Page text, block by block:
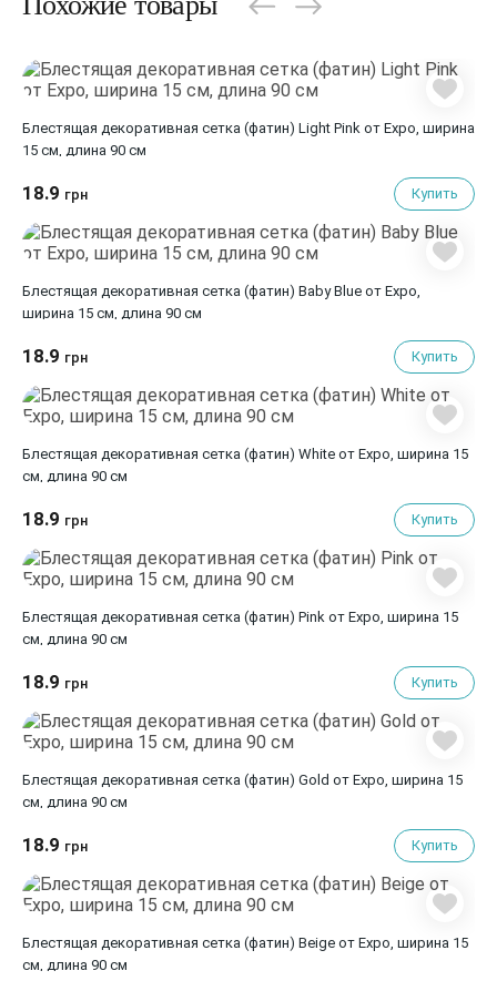
Блестящая декоративная сетка (фатин) Light Pink от Expo, ширина
15 см, длина 90 см
18.9 грн Купить
Блестящая декоративная сетка (фатин) Baby Blue от Expo,
ширина 15 см, длина 90 см
18.9 грн Купить
Блестящая декоративная сетка (фатин) White от Expo, ширина 15
см, длина 90 см
18.9 грн Купить
Блестящая декоративная сетка (фатин) Pink от Expo, ширина 15
см, длина 90 см
18.9 грн Купить
Блестящая декоративная сетка (фатин) Gold от Expo, ширина 15
см, длина 90 см
18.9 грн Купить
Блестящая декоративная сетка (фатин) Beige от Expo, ширина 15
см, длина 90 см